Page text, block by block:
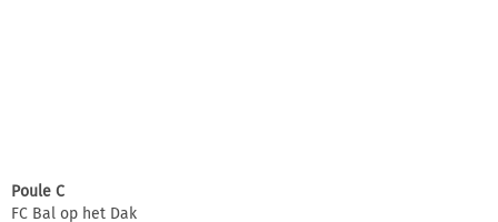
Poule C
FC Bal op het Dak